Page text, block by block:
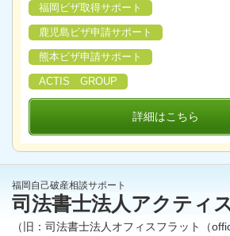
福岡ビザ取得サポート
鹿児島ビザ申請サポート
熊本ビザ申請サポート
ACTIS GROUP
詳細はこちら
福岡自己破産相談サポート
司法書士法人アクティ
（旧：司法書士法人オフィスフラット（